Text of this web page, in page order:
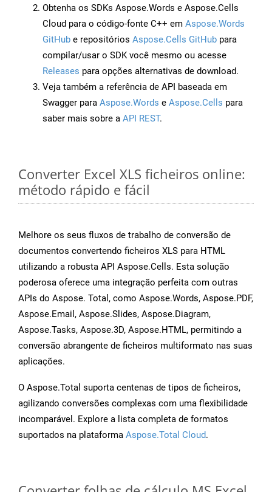
Obtenha os SDKs Aspose.Words e Aspose.Cells
Cloud para o código-fonte C++ em Aspose.Words
GitHub e repositórios Aspose.Cells GitHub para
compilar/usar o SDK você mesmo ou acesse
Releases para opções alternativas de download.
Veja também a referência de API baseada em
Swagger para Aspose.Words e Aspose.Cells para
saber mais sobre a API REST.
Converter Excel XLS ficheiros online:
método rápido e fácil
Melhore os seus fluxos de trabalho de conversão de
documentos convertendo ficheiros XLS para HTML
utilizando a robusta API Aspose.Cells. Esta solução
poderosa oferece uma integração perfeita com outras
APIs do Aspose. Total, como Aspose.Words, Aspose.PDF,
Aspose.Email, Aspose.Slides, Aspose.Diagram,
Aspose.Tasks, Aspose.3D, Aspose.HTML, permitindo a
conversão abrangente de ficheiros multiformato nas suas
aplicações.
O Aspose.Total suporta centenas de tipos de ficheiros,
agilizando conversões complexas com uma flexibilidade
incomparável. Explore a lista completa de formatos
suportados na plataforma Aspose.Total Cloud.